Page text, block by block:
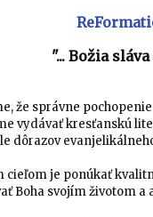
"... Božia
že správne
vydávať kresťanskú
dôrazov
cieľom je ponúkať
Boha svojím životom a